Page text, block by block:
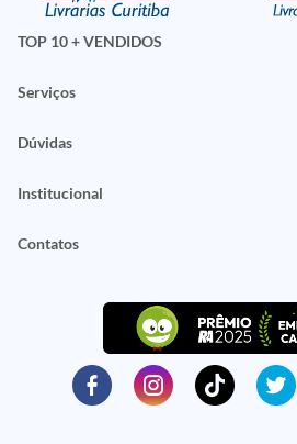
TOP 10 + VENDIDOS
Serviços
Dúvidas
Institucional
Contatos